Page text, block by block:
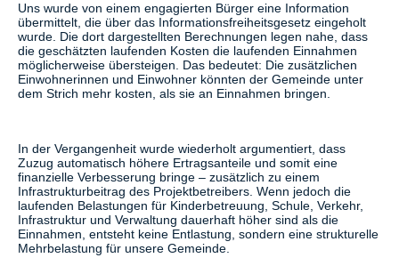
Uns wurde von einem engagierten Bürger eine Information
übermittelt, die über das Informationsfreiheitsgesetz eingeholt
wurde. Die dort dargestellten Berechnungen legen nahe, dass
die geschätzten laufenden Kosten die laufenden Einnahmen
möglicherweise übersteigen. Das bedeutet: Die zusätzlichen
Einwohnerinnen und Einwohner könnten der Gemeinde unter
dem Strich mehr kosten, als sie an Einnahmen bringen.
In der Vergangenheit wurde wiederholt argumentiert, dass
Zuzug automatisch höhere Ertragsanteile und somit eine
finanzielle Verbesserung bringe – zusätzlich zu einem
Infrastrukturbeitrag des Projektbetreibers. Wenn jedoch die
laufenden Belastungen für Kinderbetreuung, Schule, Verkehr,
Infrastruktur und Verwaltung dauerhaft höher sind als die
Einnahmen, entsteht keine Entlastung, sondern eine strukturelle
Mehrbelastung für unsere Gemeinde.